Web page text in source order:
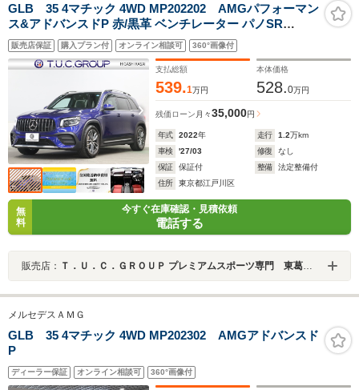
GLB 35 4マチック 4WD MP202202 AMGパフォーマン
ス&アドバンスドP 赤/黒革 ベンチレーター パノSR
MBUXナビTV アドバンスドS 360カメラ デジタルインナ
ーミラー カーボン調インテリア 自動Rゲート AMG強化
ブレーキ AMGエアロ&19インチAW 2年保証
販売店保証 購入プラン付 オンライン相談可 360°画像付
支払総額
539.1万円
本体価格
528.0万円
残価ローン 月々35,000円
年式 2022年 走行 1.2万km
車検
'27/03 修復
なし
保証
保証付 整備
法定整備付
住所
東京都江戸川区
無
料
今すぐ在庫確認・見積依頼
電話する
販売店： Ｔ．Ｕ．Ｃ．ＧＲＯＵＰ プレミアムスポーツ専門 東葛西／（株）バーディット
メルセデスＡＭＧ
GLB 35 4マチック 4WD MP202302 AMGアドバンスド
P
ディーラー保証 オンライン相談可 360°画像付